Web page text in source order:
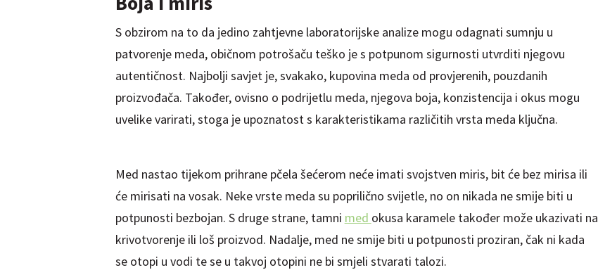
S obzirom na to da jedino zahtjevne laboratorijske analize mogu odagnati sumnju u
patvorenje meda, običnom potrošaču teško je s potpunom sigurnosti utvrditi njegovu
autentičnost. Najbolji savjet je, svakako, kupovina meda od provjerenih, pouzdanih
proizvođača. Također, ovisno o podrijetlu meda, njegova boja, konzistencija i okus mogu
uvelike varirati, stoga je upoznatost s karakteristikama različitih vrsta meda ključna.
Med nastao tijekom prihrane pčela šećerom neće imati svojstven miris, bit će bez mirisa ili
će mirisati na vosak. Neke vrste meda su poprilično svijetle, no on nikada ne smije biti u
potpunosti bezbojan. S druge strane, tamni med okusa karamele također može ukazivati na
krivotvorenje ili loš proizvod. Nadalje, med ne smije biti u potpunosti proziran, čak ni kada
se otopi u vodi te se u takvoj otopini ne bi smjeli stvarati talozi.